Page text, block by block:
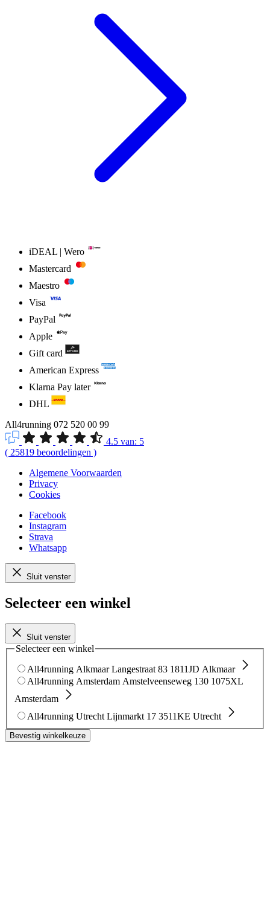
iDEAL | Wero
Mastercard
Maestro
Visa
PayPal
Apple
Gift card
American Express
Klarna Pay later
DHL
All4running 072 520 00 99
4.5 van: 5
( 25819 beoordelingen )
Algemene Voorwaarden
Privacy
Cookies
Facebook
Instagram
Strava
Whatsapp
Sluit venster
Selecteer een winkel
Sluit venster
Selecteer een winkel
All4running Alkmaar Langestraat 83 1811JD Alkmaar
All4running Amsterdam Amstelveenseweg 130 1075XL
Amsterdam
All4running Utrecht Lijnmarkt 17 3511KE Utrecht
Bevestig winkelkeuze